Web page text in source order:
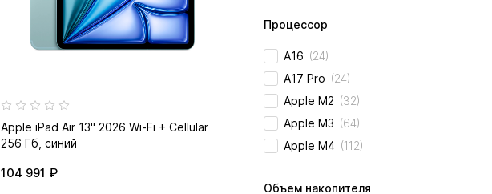
Apple iPad Air 13" 2026 Wi-Fi + Cellular
256 Гб, синий
104 991 ₽
Процессор
A16 (24)
A17 Pro (24)
Apple M2 (32)
Apple M3 (64)
Apple M4 (112)
Объем накопителя